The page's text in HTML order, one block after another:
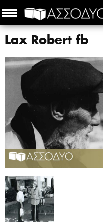
Lax Robert fb